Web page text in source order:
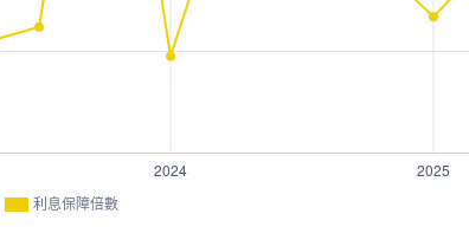
利息保障倍數